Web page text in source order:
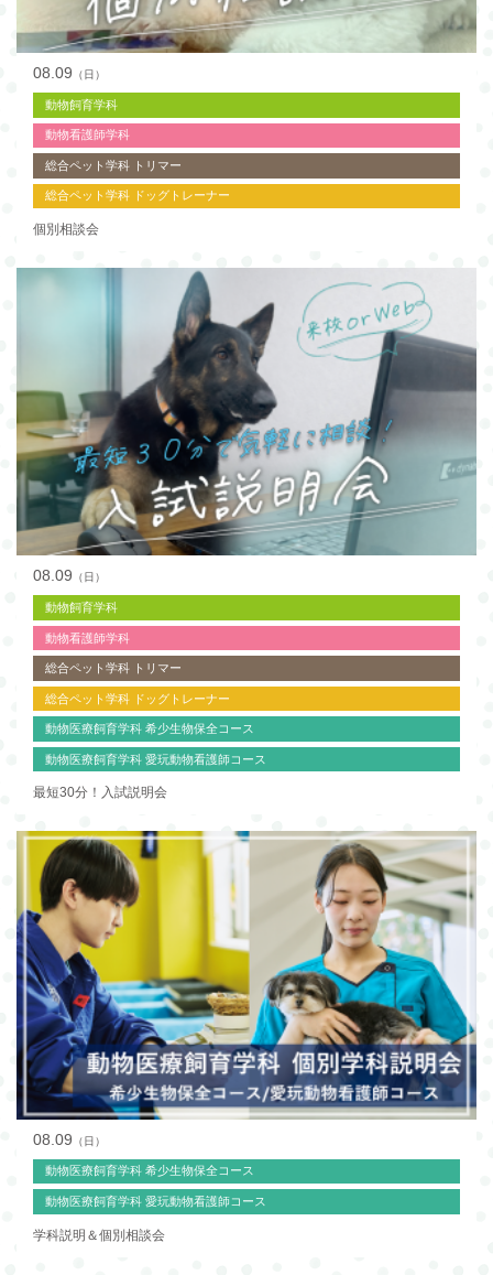
08.09 （日）
動物飼育学科
動物看護師学科
総合ペット学科 トリマー
総合ペット学科 ドッグトレーナー
個別相談会
08.09 （日）
動物飼育学科
動物看護師学科
総合ペット学科 トリマー
総合ペット学科 ドッグトレーナー
動物医療飼育学科 希少生物保全コース
動物医療飼育学科 愛玩動物看護師コース
最短30分！入試説明会
08.09 （日）
動物医療飼育学科 希少生物保全コース
動物医療飼育学科 愛玩動物看護師コース
学科説明＆個別相談会